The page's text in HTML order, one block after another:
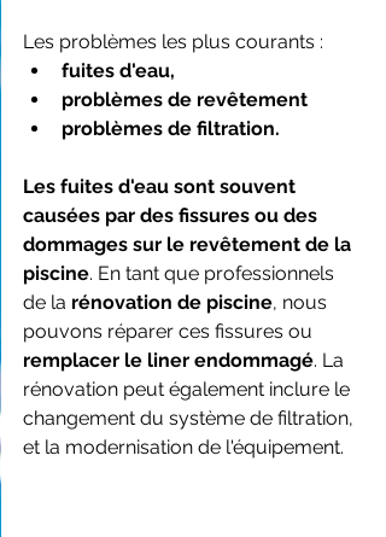
Les problèmes les plus courants :
fuites d'eau,
problèmes de revêtement
problèmes de filtration.
Les fuites d'eau sont souvent
causées par des fissures ou des
dommages sur le revêtement de la
piscine. En tant que professionnels
de la rénovation de piscine, nous
pouvons réparer ces fissures ou
remplacer le liner endommagé. La
rénovation peut également inclure le
changement du système de filtration,
et la modernisation de l'équipement.